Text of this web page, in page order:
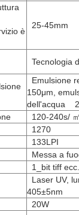
è
25-45mm
Tecnologia
Emulsione
150μm,
dell'acqua
120-240s/
1270
133LPI
Messa a
1_bit tiff ecc.
Laser UV,
405±5nm
20W